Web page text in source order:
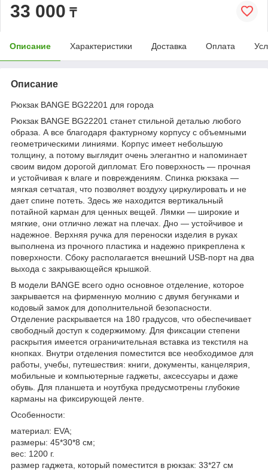
33 000 ₸
Описание Характеристики Доставка Оплата
Описание
Рюкзак BANGE BG22201 для города
Рюкзак BANGE BG22201 станет стильной деталью любого
образа. А все благодаря фактурному корпусу с объемными
геометрическими линиями. Корпус имеет небольшую
толщину, а потому выглядит очень элегантно и напоминает
своим видом дорогой дипломат. Его поверхность — прочная
и устойчивая к влаге и повреждениям. Спинка рюкзака —
мягкая сетчатая, что позволяет воздуху циркулировать и не
дает спине потеть. Здесь же находится вертикальный
потайной карман для ценных вещей. Лямки — широкие и
мягкие, они отлично лежат на плечах. Дно — устойчивое и
надежное. Верхняя ручка для переноски изделия в руках
выполнена из прочного пластика и надежно прикреплена к
поверхности. Сбоку располагается внешний USB-порт на два
выхода с закрывающейся крышкой.
В модели BANGE всего одно основное отделение, которое
закрывается на фирменную молнию с двумя бегунками и
кодовый замок для дополнительной безопасности.
Отделение раскрывается на 180 градусов, что обеспечивает
свободный доступ к содержимому. Для фиксации степени
раскрытия имеется ограничительная вставка из текстиля на
кнопках. Внутри отделения поместится все необходимое для
работы, учебы, путешествия: книги, документы, канцелярия,
мобильные и компьютерные гаджеты, аксессуары и даже
обувь. Для планшета и ноутбука предусмотрены глубокие
карманы на фиксирующей ленте.
Особенности:
материал: EVA;
размеры: 45*30*8 см;
вес: 1200 г.
размер гаджета, который поместится в рюкзак: 33*27 см